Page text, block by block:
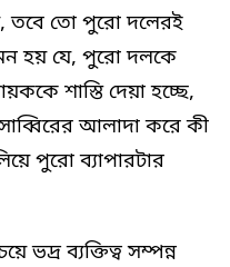
তবে তো পুরো দলেরই
হয় যে, পুরো দলকে
শাস্তি দেয়া হচ্ছে,
আলাদা করে কী
পুরো ব্যাপারটার
ভদ্র ব্যক্তিত্ব সম্পন্ন